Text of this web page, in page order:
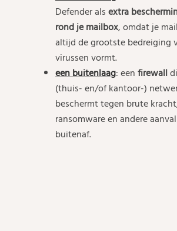
Defender alsextra
rond je mailbox, omdat je
altijd de grootste bedreiging
virussen vormt.
een buitenlaag: eenfirewall
(thuis- en/of kantoor-)
beschermt tegen brute
ransomware en andere
buitenaf.